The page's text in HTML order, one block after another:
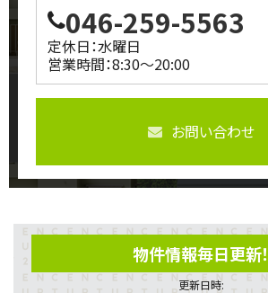
046-259-5563
定休日：水曜日
営業時間：8:30～20:00
お問い合わせ
物件情報毎日更新！
更新日時: